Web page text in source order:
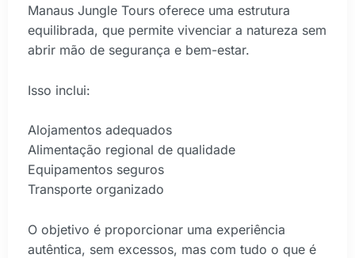
Manaus Jungle Tours oferece uma estrutura
equilibrada, que permite vivenciar a natureza sem
abrir mão de segurança e bem-estar.
Isso inclui:
Alojamentos adequados
Alimentação regional de qualidade
Equipamentos seguros
Transporte organizado
O objetivo é proporcionar uma experiência
autêntica, sem excessos, mas com tudo o que é